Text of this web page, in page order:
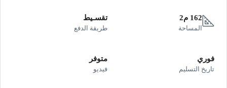
162 م2
المساحة
تقسـيط
طريقة الدفع
فوري
تاريخ التسليم
متوفر
فيديو